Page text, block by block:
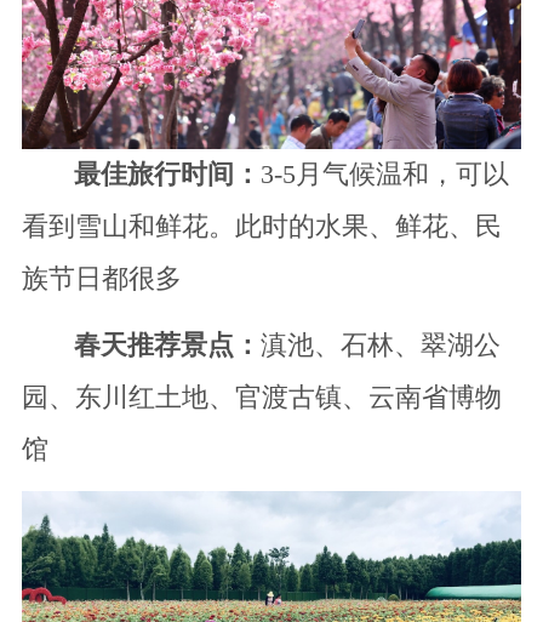
最佳旅行时间： 3-5月气候温和，可以
看到雪山和鲜花。此时的水果、鲜花、民
族节日都很多
春天推荐景点： 滇池、石林、翠湖公
园、东川红土地、官渡古镇、云南省博物
馆